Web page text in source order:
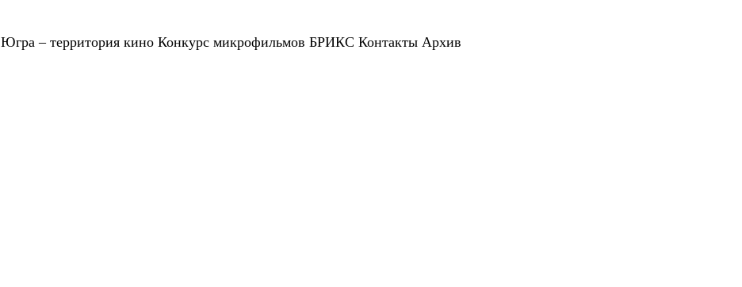
Югра – территория кино Конкурс микрофильмов БРИКС Контакты Архив